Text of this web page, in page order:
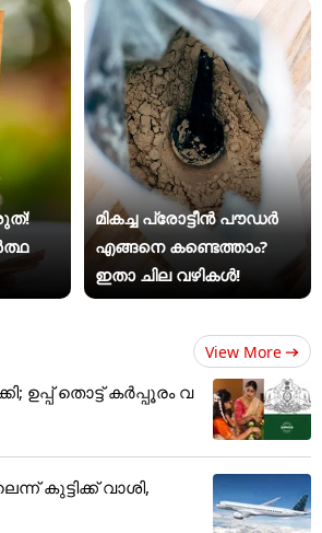
മികച്ച പ്രോട്ടീൻ പൗഡർ
എങ്ങനെ കണ്ടെത്താം?
ഇതാ ചില വഴികൾ!
View More
ഉപ്പ് തൊട്ട് കര്‍പ്പൂരം വ
കുട്ടിക്ക് വാശി,